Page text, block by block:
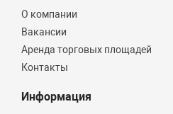
О компании
Вакансии
Аренда торговых площадей
Контакты
Информация